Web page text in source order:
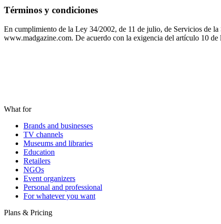
Términos y condiciones
En cumplimiento de la Ley 34/2002, de 11 de julio, de Servicios
www.madgazine.com. De acuerdo con la exigencia del artículo 10
What for
Brands and businesses
TV channels
Museums and libraries
Education
Retailers
NGOs
Event organizers
Personal and professional
For whatever you want
Plans & Pricing